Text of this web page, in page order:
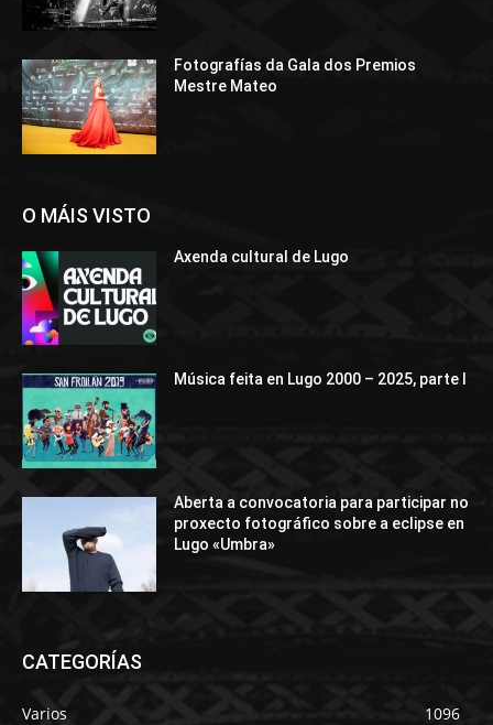
Fotografías da Gala dos Premios
Mestre Mateo
O MÁIS VISTO
Axenda cultural de Lugo
Música feita en Lugo 2000 – 2025, parte I
Aberta a convocatoria para participar no
proxecto fotográfico sobre a eclipse en
Lugo «Umbra»
CATEGORÍAS
Varios
1096